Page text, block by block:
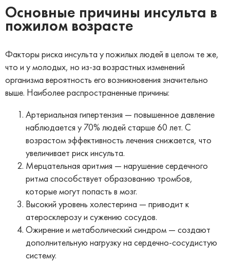
Основные причины инсульта в
пожилом возрасте
Факторы риска инсульта у пожилых людей в целом те же,
что и у молодых, но из-за возрастных изменений
организма вероятность его возникновения значительно
выше. Наиболее распространенные причины:
Артериальная гипертензия — повышенное давление
наблюдается у 70% людей старше 60 лет. С
возрастом эффективность лечения снижается, что
увеличивает риск инсульта.
Мерцательная аритмия — нарушение сердечного
ритма способствует образованию тромбов,
которые могут попасть в мозг.
Высокий уровень холестерина — приводит к
атеросклерозу и сужению сосудов.
Ожирение и метаболический синдром — создают
дополнительную нагрузку на сердечно-сосудистую
систему.